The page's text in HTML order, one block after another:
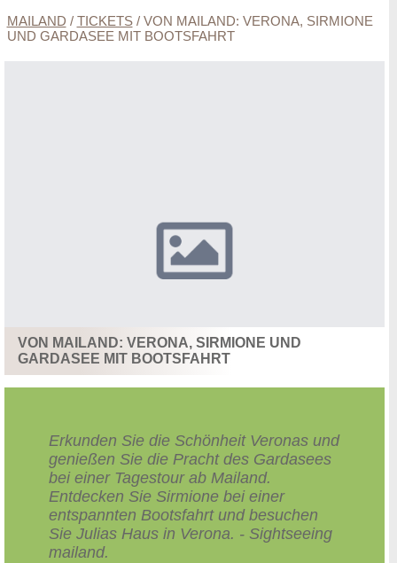
MAILAND / TICKETS/ VON MAILAND: VERONA, SIRMIONE
UND GARDASEE MIT BOOTSFAHRT
VON MAILAND: VERONA, SIRMIONE UND
GARDASEE MIT BOOTSFAHRT
Erkunden Sie die Schönheit Veronas und
genießen Sie die Pracht des Gardasees
bei einer Tagestour ab Mailand.
Entdecken Sie Sirmione bei einer
entspannten Bootsfahrt und besuchen
Sie Julias Haus in Verona. - Sightseeing
mailand.